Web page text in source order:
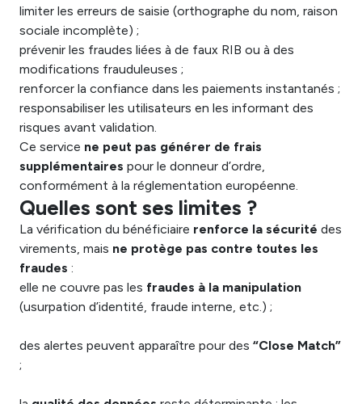
limiter les erreurs de saisie (orthographe du nom, raison
sociale incomplète) ;
prévenir les fraudes liées à de faux RIB ou à des
modifications frauduleuses ;
renforcer la confiance dans les paiements instantanés ;
responsabiliser les utilisateurs en les informant des
risques avant validation.
Ce service ne peut pas générer de frais
supplémentaires pour le donneur d’ordre,
conformément à la réglementation européenne.
Quelles sont ses limites ?
La vérification du bénéficiaire renforce la sécurité des
virements, mais ne protège pas contre toutes les
fraudes :
elle ne couvre pas les fraudes à la manipulation
(usurpation d’identité, fraude interne, etc.) ;
des alertes peuvent apparaître pour des “Close Match”
;